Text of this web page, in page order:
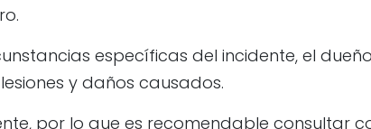
específicas del incidente, el
y daños causados.
por lo que es recomendable consultar